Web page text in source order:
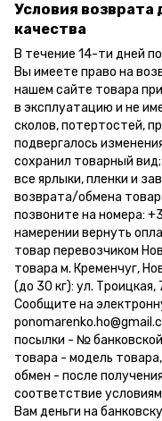
Условия
качества
В течение 14-ти дней
Вы имеете право на
нашем сайте товара
в эксплуатацию и не
сколов, потертостей,
подвергалось
сохранил товарный
все ярлыки, пленки и
возврата/обмена
позвоните на номера:
намерении вернуть
товар перевозчиком
товара м. Кременчуг,
(до 30 кг): ул.
Сообщите на
посылки - №
товара - модель
обмен - после
соответствие
Вам деньги на